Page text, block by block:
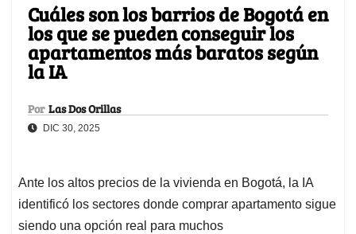
Cuáles son los barrios de Bogotá en
los que se pueden conseguir los
apartamentos más baratos según
la IA
Por Las Dos Orillas
DIC 30, 2025
Ante los altos precios de la vivienda en Bogotá, la IA
identificó los sectores donde comprar apartamento sigue
siendo una opción real para muchos